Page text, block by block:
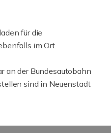
für die
im Ort.
an der Bundesautobahn
sind in Neuenstadt